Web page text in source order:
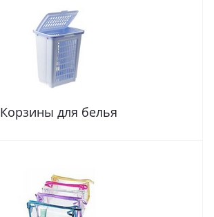
Корзины для белья